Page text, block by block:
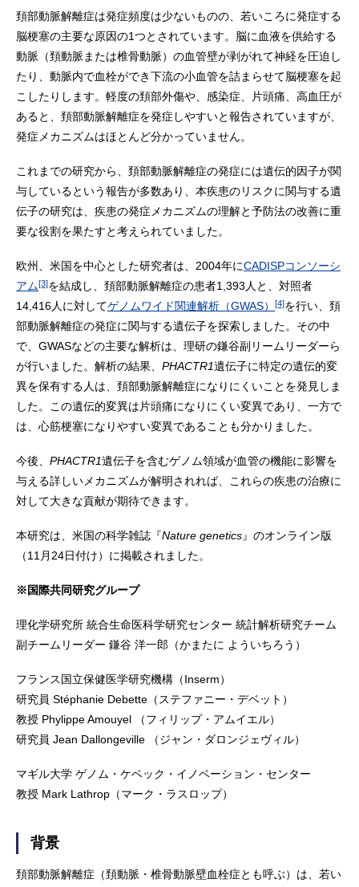
頚部動脈解離症は発症頻度は少ないものの、若いころに発症する
脳梗塞の主要な原因の1つとされています。脳に血液を供給する
動脈（頚動脈または椎骨動脈）の血管壁が剥がれて神経を圧迫し
たり、動脈内で血栓ができ下流の小血管を詰まらせて脳梗塞を起
こしたりします。軽度の頚部外傷や、感染症、片頭痛、高血圧が
あると、頚部動脈解離症を発症しやすいと報告されていますが、
発症メカニズムはほとんど分かっていません。
これまでの研究から、頚部動脈解離症の発症には遺伝的因子が関
与しているという報告が多数あり、本疾患のリスクに関与する遺
伝子の研究は、疾患の発症メカニズムの理解と予防法の改善に重
要な役割を果たすと考えられていました。
欧州、米国を中心とした研究者は、2004年にCADISPコンソーシ
アム[3]を結成し、頚部動脈解離症の患者1,393人と、対照者
14,416人に対してゲノムワイド関連解析（GWAS） [4]を行い、頚
部動脈解離症の発症に関与する遺伝子を探索しました。その中
で、GWASなどの主要な解析は、理研の鎌谷副リームリーダーら
が行いました。解析の結果、 PHACTR1遺伝子に特定の遺伝的変
異を保有する人は、頚部動脈解離症になりにくいことを発見しま
した。この遺伝的変異は片頭痛になりにくい変異であり、一方で
は、心筋梗塞になりやすい変異であることも分かりました。
今後、 PHACTR1遺伝子を含むゲノム領域が血管の機能に影響を
与える詳しいメカニズムが解明されれば、これらの疾患の治療に
対して大きな貢献が期待できます。
本研究は、米国の科学雑誌『Nature genetics』のオンライン版
（11月24日付け）に掲載されました。
※国際共同研究グループ
理化学研究所 統合生命医科学研究センター 統計解析研究チーム
副チームリーダー 鎌谷 洋一郎（かまたに よういちろう）
フランス国立保健医学研究機構（Inserm）
研究員 Stéphanie Debette（ステファニー・デベット）
教授 Phylippe Amouyel （フィリップ・アムイエル）
研究員 Jean Dallongeville （ジャン・ダロンジェヴィル）
マギル大学 ゲノム・ケベック・イノベーション・センター
教授 Mark Lathrop（マーク・ラスロップ）
背景
頚部動脈解離症（頚動脈・椎骨動脈壁血栓症とも呼ぶ）は、若い